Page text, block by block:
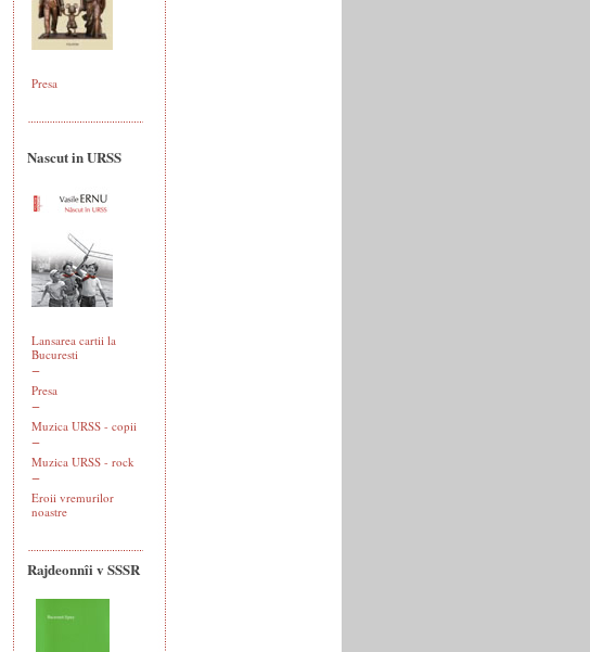
Presa
Nascut in URSS
Lansarea cartii la
Bucuresti
Presa
Muzica URSS - copii
Muzica URSS - rock
Eroii vremurilor
noastre
Rajdeonnîi v SSSR